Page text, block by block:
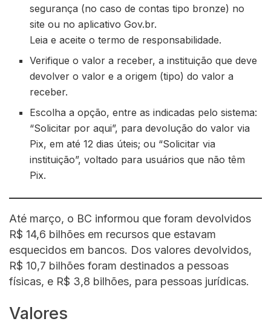
segurança (no caso de contas tipo bronze) no
site ou no aplicativo Gov.br.
Leia e aceite o termo de responsabilidade.
Verifique o valor a receber, a instituição que deve
devolver o valor e a origem (tipo) do valor a
receber.
Escolha a opção, entre as indicadas pelo sistema:
“Solicitar por aqui”, para devolução do valor via
Pix, em até 12 dias úteis; ou “Solicitar via
instituição”, voltado para usuários que não têm
Pix.
Até março, o BC informou que foram devolvidos
R$ 14,6 bilhões em recursos que estavam
esquecidos em bancos. Dos valores devolvidos,
R$ 10,7 bilhões foram destinados a pessoas
físicas, e R$ 3,8 bilhões, para pessoas jurídicas.
Valores